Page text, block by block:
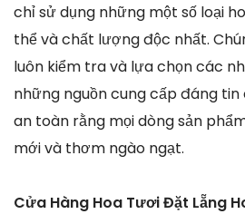
chỉ sử dụng những một số loại
thể và chất lượng độc nhất.
luôn kiểm tra và lựa chọn các
những nguồn cung cấp đáng
an toàn rằng mọi dòng sản
mới và thơm ngào ngạt.
Cửa Hàng Hoa Tươi Đặt Lẵng